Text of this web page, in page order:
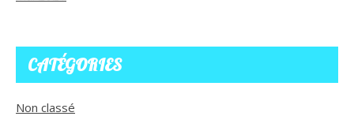
CATÉGORIES
Non classé